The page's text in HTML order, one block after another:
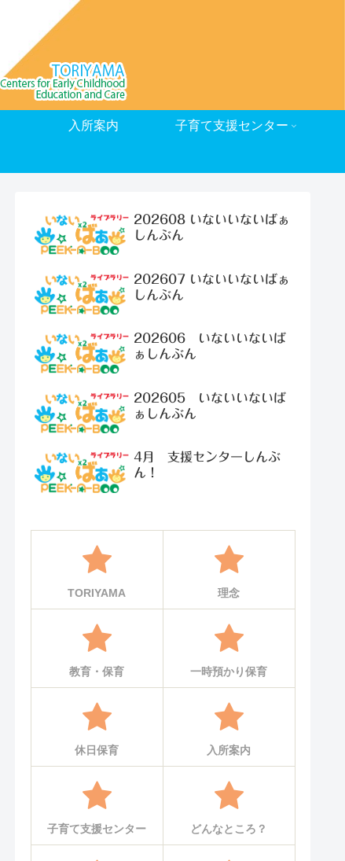
入所案内 子育て支援センター
202608 いないいないばぁ
しんぶん
202607 いないいないばぁ
しんぶん
202606 いないいないば
ぁしんぶん
202605 いないいないば
ぁしんぶん
4月 支援センターしんぶ
ん！
TORIYAMA 理念
教育・保育 一時預かり保育
休日保育 入所案内
子育て支援センター どんなところ？